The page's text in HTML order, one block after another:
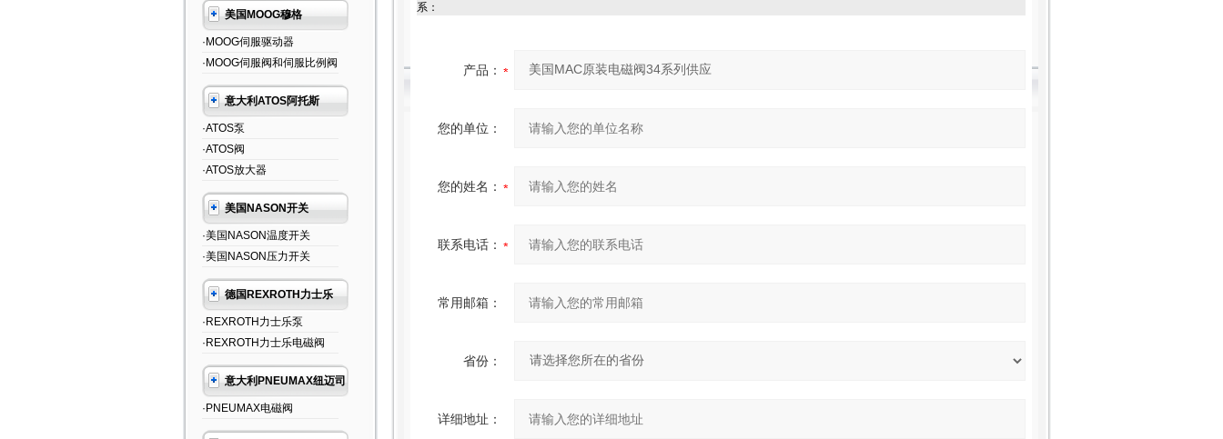
美国MOOG穆格
·MOOG伺服驱动器
·MOOG伺服阀和伺服比例阀
意大利ATOS阿托斯
·ATOS泵
·ATOS阀
·ATOS放大器
美国NASON开关
·美国NASON温度开关
·美国NASON压力开关
德国REXROTH力士乐
·REXROTH力士乐泵
·REXROTH力士乐电磁阀
意大利PNEUMAX纽迈司
·PNEUMAX电磁阀
系：
产品：
您的单位：
您的姓名：
联系电话：
常用邮箱：
省份：
详细地址：